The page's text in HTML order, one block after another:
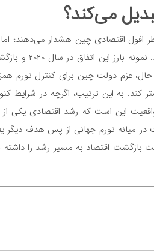
می‌کند؟
افول اقتصادی چین هشدار می‌دهند؛
نشان داده‌‌‌اند توان
عزم دولت چین برای کنترل تورم
کند. به این ترتیب، اگرچه در شرایط
این است که رشد اقتصادی یکی
در میانه تورم جهانی از پس هدف
اقتصاد به مسیر رشد را داشته